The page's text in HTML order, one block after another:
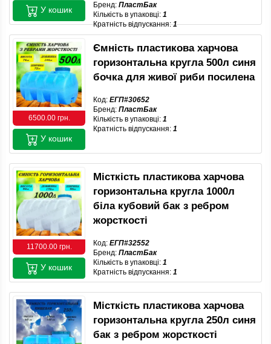
Бренд: ПластБак
Кількість в упаковці: 1
Кратність відпускання:1
У кошик
6500.00 грн.
Ємність пластикова харчова
горизонтальна кругла 500л синя
бочка для живої риби посилена
Код: ЕГП#30652
Бренд: ПластБак
Кількість в упаковці: 1
Кратність відпускання: 1
У кошик
11700.00 грн.
Місткість пластикова харчова
горизонтальна кругла 1000л
біла кубовий бак з ребром
жорсткості
Код: ЕГП#32552
Бренд: ПластБак
Кількість в упаковці: 1
Кратність відпускання: 1
У кошик
Місткість пластикова харчова
горизонтальна кругла 250л синя
бак з ребром жорсткості